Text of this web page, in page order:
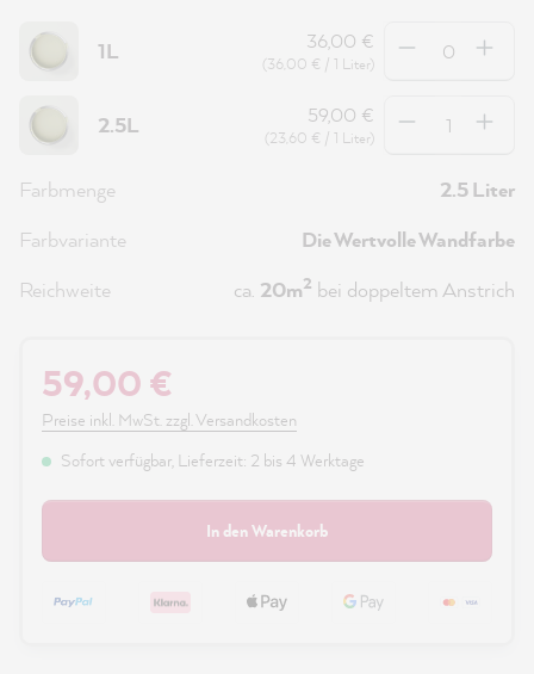
1L 36,00 €
(36,00 € / 1 Liter)
2.5L 59,00 €
(23,60 € / 1 Liter)
Farbmenge
2.5 Liter
Farbvariante
Die Wertvolle Wandfarbe
Reichweite
ca. 20m2 bei doppeltem Anstrich
59,00 €
Preise inkl. MwSt. zzgl. Versandkosten
Sofort verfügbar, Lieferzeit: 2 bis 4 Werktage
In den Warenkorb